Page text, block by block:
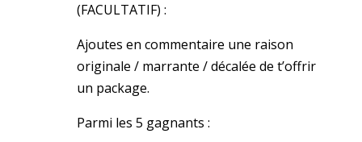
(FACULTATIF) :
Ajoutes en commentaire une raison
originale / marrante / décalée de t’offrir
un package.
Parmi les 5 gagnants :